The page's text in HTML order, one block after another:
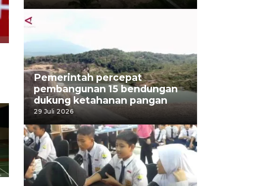
Pemerintah percepat
pembangunan 15 bendungan
dukung ketahanan pangan
29 Juli 2026